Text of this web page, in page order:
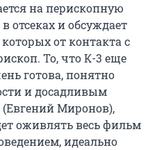
на перископную
отсеках и обсуждает
от контакта с
То, что К-3 еще
готова, понятно
и досадливым
Миронов),
оживлять весь фильм
идеально